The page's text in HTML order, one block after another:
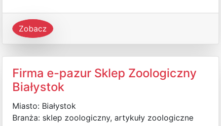
Zobacz
Firma e-pazur Sklep Zoologiczny
Białystok
Miasto: Białystok
Branża: sklep zoologiczny, artykuły zoologiczne